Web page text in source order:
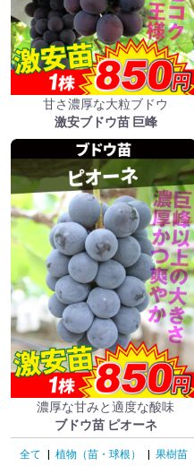
甘さ濃厚な大粒ブドウ
激安ブドウ苗 巨峰
濃厚な甘みと適度な酸味
ブドウ苗 ピオーネ
全て 植物（苗・球根） 果樹苗